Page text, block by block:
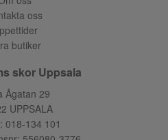
oss
butiker
skor Uppsala
Ågatan 29
UPPSALA
018-134 101